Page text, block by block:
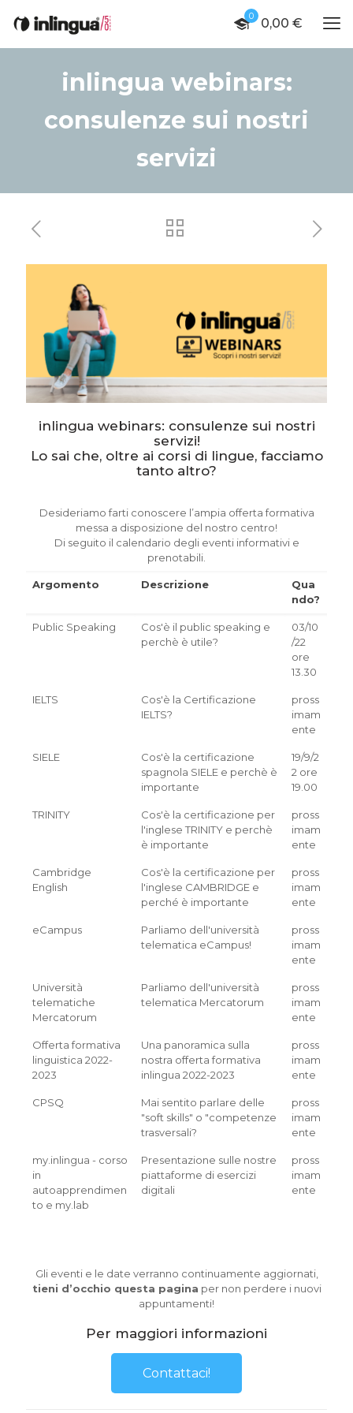
0 0,00 €
inlingua webinars:
consulenze sui nostri
servizi
inlingua webinars: consulenze sui nostri
servizi!
Lo sai che, oltre ai corsi di lingue, facciamo
tanto altro?
Desideriamo farti conoscere l’ampia offerta formativa
messa a disposizione del nostro centro!
Di seguito il calendario degli eventi informativi e
prenotabili.
Argomento Descrizione
Qua
ndo?
Argomento
Descrizione
Qua
ndo?
Public Speaking
Cos'è il public speaking e
perchè è utile?
03/10
/22
ore
13.30
IELTS
Cos'è la Certificazione
IELTS?
pross
imam
ente
SIELE
Cos'è la certificazione
spagnola SIELE e perchè è
importante
19/9/2
2 ore
19.00
TRINITY
Cos'è la certificazione per
l'inglese TRINITY e perchè
è importante
pross
imam
ente
Cambridge
English
Cos'è la certificazione per
l'inglese CAMBRIDGE e
perché è importante
pross
imam
ente
eCampus
Parliamo dell'università
telematica eCampus!
pross
imam
ente
Università
telematiche
Mercatorum
Parliamo dell'università
telematica Mercatorum
pross
imam
ente
Offerta formativa
linguistica 2022-
2023
Una panoramica sulla
nostra offerta formativa
inlingua 2022-2023
pross
imam
ente
CPSQ
Mai sentito parlare delle
"soft skills" o "competenze
trasversali?
pross
imam
ente
my.inlingua - corso
in
autoapprendimen
to e my.lab
Presentazione sulle nostre
piattaforme di esercizi
digitali
pross
imam
ente
Gli eventi e le date verranno continuamente aggiornati,
tieni d’occhio questa pagina per non perdere i nuovi
appuntamenti!
Per maggiori informazioni
Contattaci!